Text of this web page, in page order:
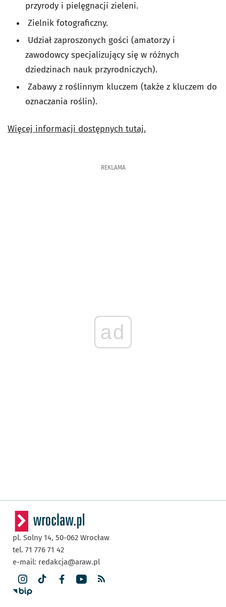
przyrody i pielęgnacji zieleni.
Zielnik fotograficzny.
Udział zaproszonych gości (amatorzy i
zawodowcy specjalizujący się w różnych
dziedzinach nauk przyrodniczych).
Zabawy z roślinnym kluczem (także z kluczem do
oznaczania roślin).
Więcej informacji dostępnych tutaj.
REKLAMA
ad
pl. Solny 14, 50-062 Wrocław
tel. 71 776 71 42
e-mail: redakcja@araw.pl